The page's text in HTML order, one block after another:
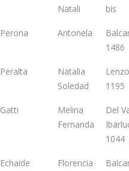
Natali
bis
Perona Antonela
1486
Peralta
Natalia
Soledad
1195
Gatti
Melina
Fernanda
Del
1044
Echaide
Florencia